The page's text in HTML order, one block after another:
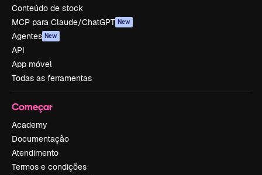
Conteúdo de stock
MCP para Claude/ChatGPT New
Agentes New
API
App móvel
Todas as ferramentas
Começar
Academy
Documentação
Atendimento
Termos e condições